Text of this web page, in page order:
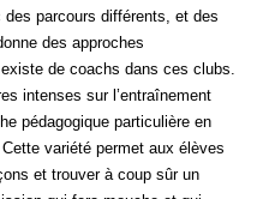
parcours différents, et des
des approches
de coachs dans ces clubs.
intenses sur l’entraînement
pédagogique particulière en
variété permet aux élèves
et trouver à coup sûr un